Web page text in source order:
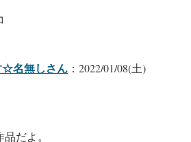
☆名無しさん ：2022/01/08(土)
だよ。